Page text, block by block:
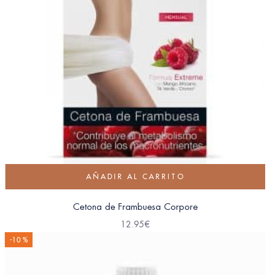
AÑADIR AL CARRITO
Cetona de Frambuesa Corpore
12.95€
-10 %